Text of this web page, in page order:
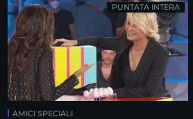
AMICI SPECIALI
PUNTATA INTERA